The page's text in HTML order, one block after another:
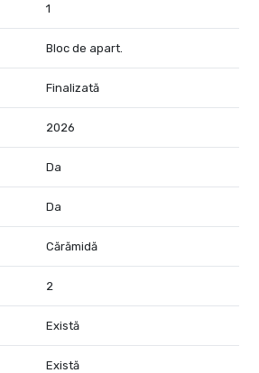
1
Bloc de apart.
Finalizată
2026
Da
Da
Cărămidă
2
Există
Există